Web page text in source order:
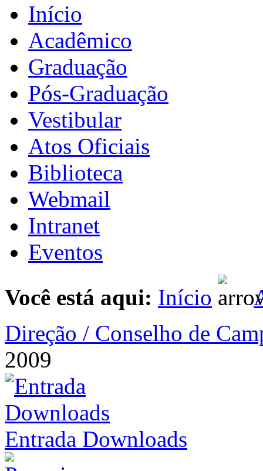
Início
Acadêmico
Graduação
Pós-Graduação
Vestibular
Atos Oficiais
Biblioteca
Webmail
Intranet
Eventos
Você está aqui: Início
Direção / Conselho de
2009
Entrada Downloads